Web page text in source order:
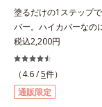
皮エキス*4 グリセリ
（保湿成分）、（ジメ
ルジメチコン）クロス
メチコン（カバー成分
レーツコポリマー
花エキス＝唇にうるお
果と、凹凸を補正して
併せ持つ成分*3 ダイマ
ル酸ダイマージリノレ
ヘニル/イソステアリル
リル）＝均一でムラの
発色を叶える成分*4 ラ
塗るだけの1ステップ
バー。ハイカバーなの
クしていることがばれ
象をあげる。オルビス
見から、男性の肌色の
え、男性の肌だからこ
に設計した、自然な仕
税込2,200円
（4.6 /5件）
通販限定